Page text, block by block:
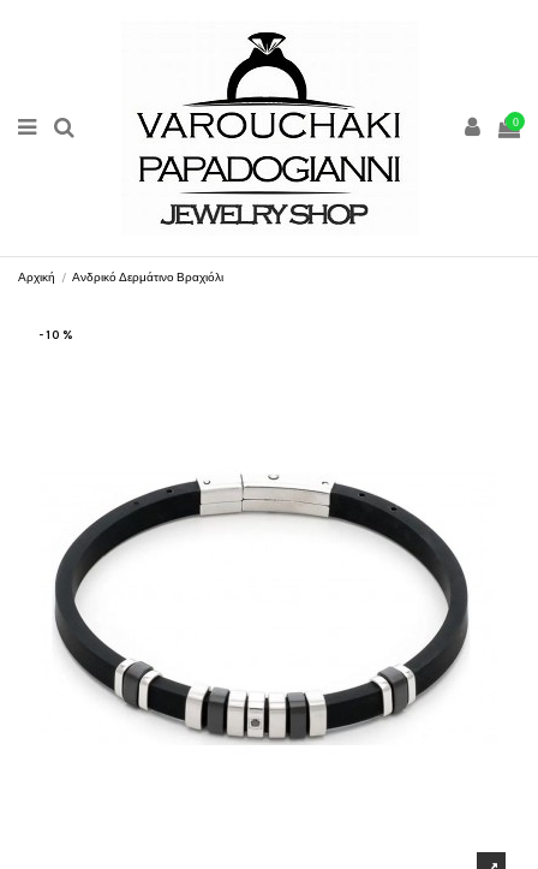
0
Αρχική Ανδρικό Δερμάτινο Βραχιόλι
-10%